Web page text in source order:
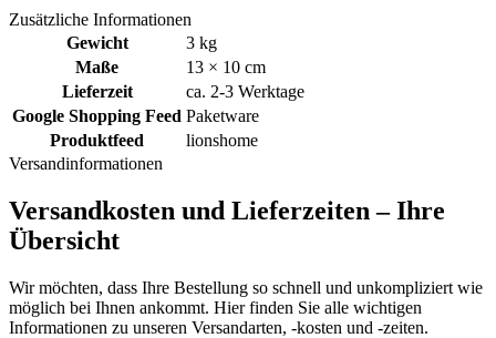
Zusätzliche Informationen
Gewicht
3 kg
Maße
13 × 10 cm
Lieferzeit
ca. 2-3 Werktage
Google Shopping Feed Paketware
Produktfeed
lionshome
Versandinformationen
Versandkosten und Lieferzeiten – Ihre
Übersicht
Wir möchten, dass Ihre Bestellung so schnell und unkompliziert wie
möglich bei Ihnen ankommt. Hier finden Sie alle wichtigen
Informationen zu unseren Versandarten, -kosten und -zeiten.